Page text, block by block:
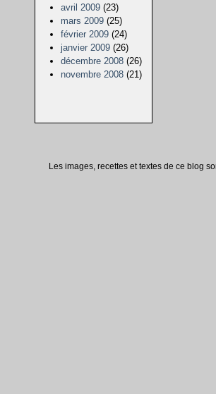
avril 2009 (23)
mars 2009 (25)
février 2009 (24)
janvier 2009 (26)
décembre 2008 (26)
novembre 2008 (21)
Les images, recettes et textes de ce blog